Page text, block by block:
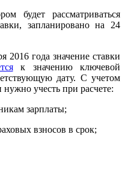
будет рассматриваться
запланировано на 24
2016 года значение ставки
к значению ключевой
дату. С учетом
учесть при расчете:
зарплаты;
взносов в срок;